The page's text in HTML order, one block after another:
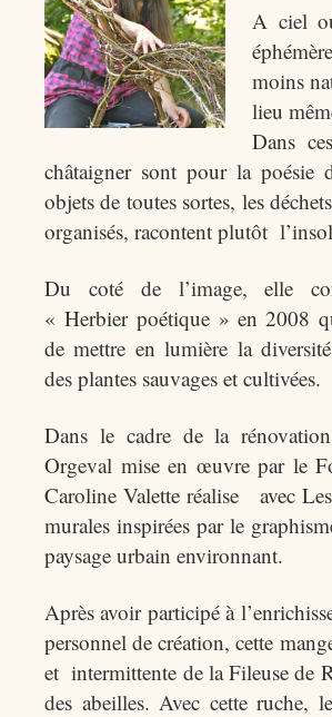
A ciel
moins
lieu
Dans
châtaigner sont pour la poésie
objets de toutes sortes, les
organisés, racontent plutôt
Du coté de l’image, elle
« Herbier poétique » en 2008
de mettre en lumière la
des plantes sauvages et cultivées.
Dans le cadre de la
Orgeval mise en œuvre par le
Caroline Valetteréalise avec
murales inspirées par le
paysage urbain environnant.
Après avoir participé à
personnel de création, cette
et intermittente de la Fileuse de
des abeilles. Avec cette ruche,